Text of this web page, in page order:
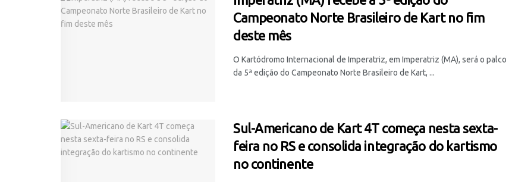
Campeonato Norte Brasileiro de Kart no fim
deste mês
O Kartódromo Internacional de Imperatriz, em Imperatriz (MA), será o palco
da 5ª edição do Campeonato Norte Brasileiro de Kart, ...
Sul-Americano de Kart 4T começa nesta sexta-
feira no RS e consolida integração do kartismo
no continente